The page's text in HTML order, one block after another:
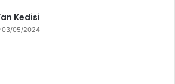
Kedisi
03/05/2024